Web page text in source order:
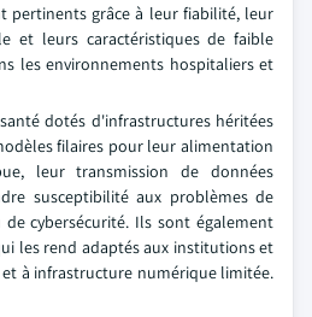
pertinents grâce à leur fiabilité, leur
et leurs caractéristiques de faible
les environnements hospitaliers et
dotés d'infrastructures héritées
filaires pour leur alimentation
leur transmission de données
susceptibilité aux problèmes de
cybersécurité. Ils sont également
les rend adaptés aux institutions et
à infrastructure numérique limitée.